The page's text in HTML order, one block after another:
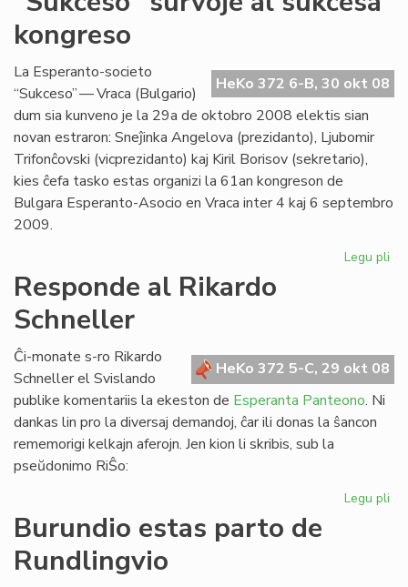
kongreso
HeKo 372 6-B, 30 okt 08
La Esperanto-societo
“Sukceso” — Vraca (Bulgario)
dum sia kunveno je la 29a de oktobro 2008 elektis sian
novan estraron: Sneĵinka Angelova (prezidanto), Ljubomir
Trifonĉovski (vicprezidanto) kaj Kiril Borisov (sekretario),
kies ĉefa tasko estas organizi la 61an kongreson de
Bulgara Esperanto-Asocio en Vraca inter 4 kaj 6 septembro
2009.
Legu pli
Responde al Rikardo
Schneller
HeKo 372 5-C, 29 okt 08
Ĉi-monate s-ro Rikardo
Schneller el Svislando
publike komentariis la ekeston de Esperanta Panteono. Ni
dankas lin pro la diversaj demandoj, ĉar ili donas la ŝancon
rememorigi kelkajn aferojn. Jen kion li skribis, sub la
pseŭdonimo RiŜo:
Legu pli
Burundio estas parto de
Rundlingvio